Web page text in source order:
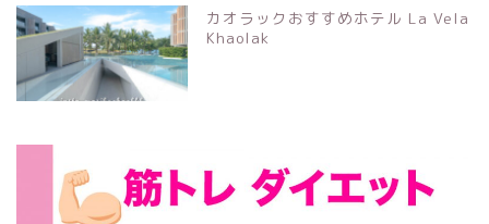
カオラックおすすめホテル La Vela
Khaolak